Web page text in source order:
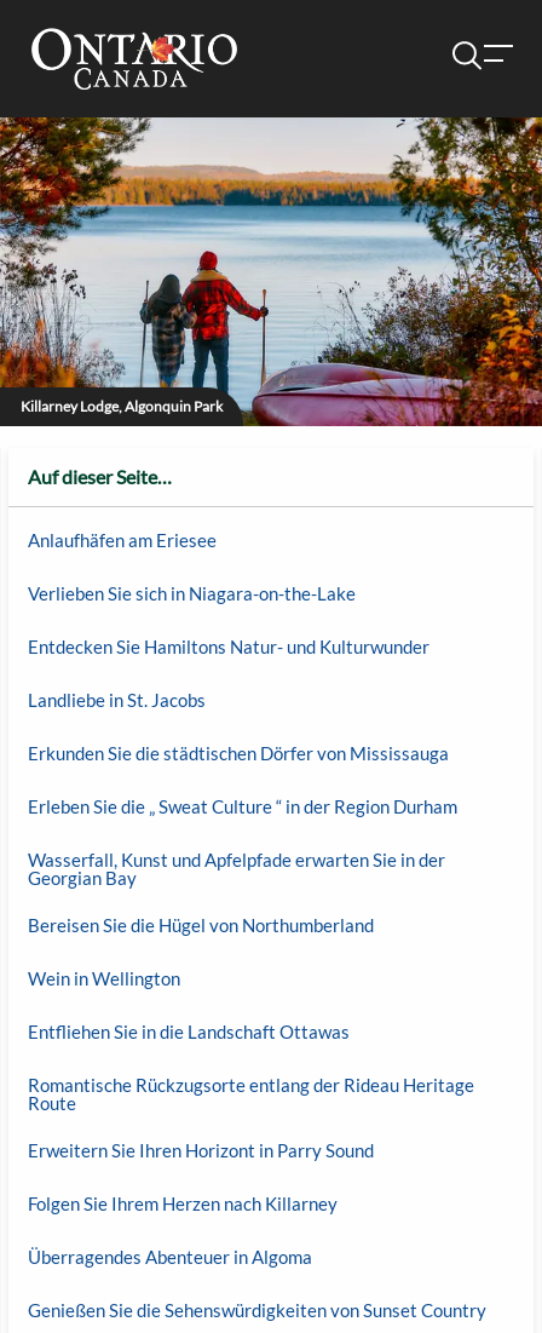
Killarney Lodge, Algonquin Park
Auf dieser Seite…
Anlaufhäfen am Eriesee
Verlieben Sie sich in Niagara-on-the-Lake
Entdecken Sie Hamiltons Natur- und Kulturwunder
Landliebe in St. Jacobs
Erkunden Sie die städtischen Dörfer von Mississauga
Erleben Sie die „ Sweat Culture “ in der Region Durham
Wasserfall, Kunst und Apfelpfade erwarten Sie in der
Georgian Bay
Bereisen Sie die Hügel von Northumberland
Wein in Wellington
Entfliehen Sie in die Landschaft Ottawas
Romantische Rückzugsorte entlang der Rideau Heritage
Route
Erweitern Sie Ihren Horizont in Parry Sound
Folgen Sie Ihrem Herzen nach Killarney
Überragendes Abenteuer in Algoma
Genießen Sie die Sehenswürdigkeiten von Sunset Country